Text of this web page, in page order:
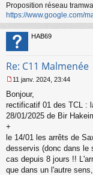
e
n
o
n
l
u
Proposition réseau
https://www.google.com/
HAB69
Re: C11 Malmenée
e
s
s
e
n
o
n
11 janv. 2024, 23:44
Bonjour,
rectificatif 01 des TCL :
28/01/2025 de Bir
+
le 14/01 les arrêts de
desservis (donc dans le
cas depuis 8 jours !!
que dans un l'autre